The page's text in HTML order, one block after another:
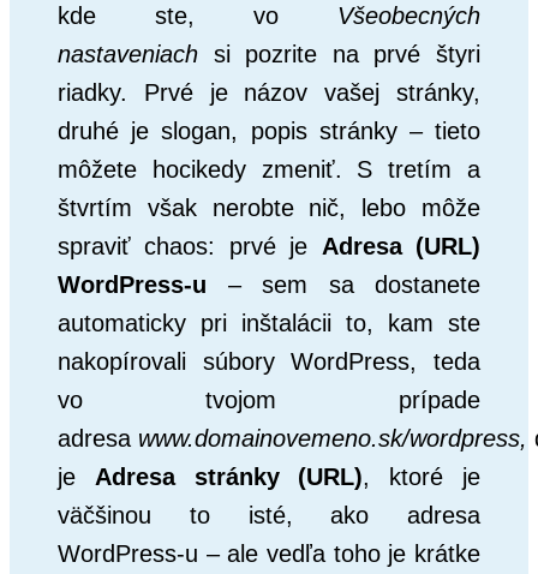
kde ste, vo Všeobecných
nastaveniach si pozrite na prvé štyri
riadky. Prvé je názov vašej stránky,
druhé je slogan, popis stránky – tieto
môžete hocikedy zmeniť. S tretím a
štvrtím však nerobte nič, lebo môže
spraviť chaos: prvé je Adresa (URL)
WordPress-u – sem sa dostanete
automaticky pri inštalácii to, kam ste
nakopírovali súbory WordPress, teda
vo tvojom prípade
adresa www.domainovemeno.sk/wordpress,
je Adresa stránky (URL), ktoré je
väčšinou to isté, ako adresa
WordPress-u – ale vedľa toho je krátke